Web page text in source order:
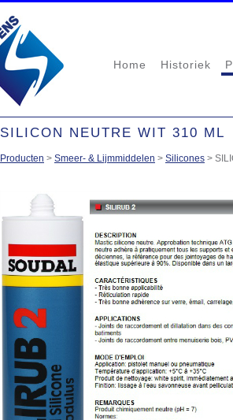
Home Historiek
SILICON NEUTRE WIT 310 ML
Producten > Smeer- & Lijmmiddelen > Silicones >